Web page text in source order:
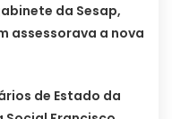
da Sesap,
assessorava a nova
de Estado da